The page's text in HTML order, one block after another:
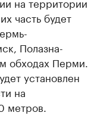
часть будет
Полазна-
обходах Перми.
установлен
на
метров.